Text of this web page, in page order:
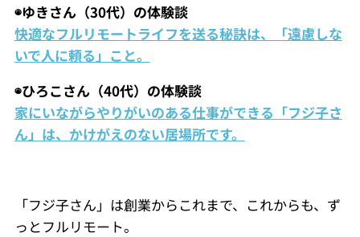
◉ゆきさん（30代）の体験談
快適なフルリモートライフを送る秘訣は、「遠慮しな
いで人に頼る」こと。
◉ひろこさん（40代）の体験談
家にいながらやりがいのある仕事ができる「フジ子さ
ん」は、かけがえのない居場所です。
「フジ子さん」は創業からこれまで、これからも、ず
っとフルリモート。